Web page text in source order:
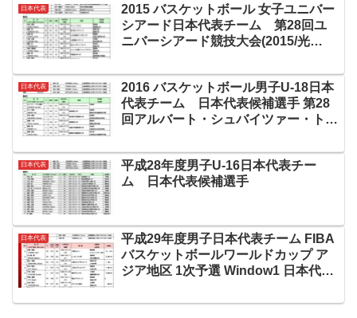
日本代表
2015 バスケットボール 女子ユニバー
シアード日本代表チーム 第28回ユ
ニバーシアード競技大会(2015/光
日本代表
2016 バスケットボール男子U-18日本
代表チーム 日本代表候補選手 第28
回アルバート・シュバイツァー・トー
日本代表
平成28年度男子U-16日本代表チー
ム 日本代表候補選手
日本代表
平成29年度男子日本代表チーム FIBA
バスケットボールワールドカップ ア
ジア地区 1次予選 Window1 日本代表